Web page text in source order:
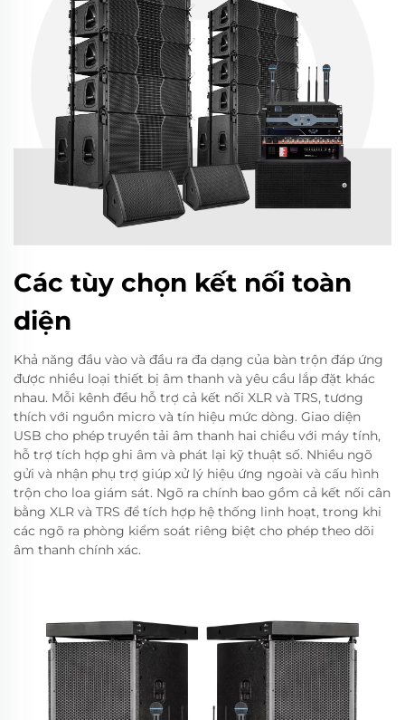
Các tùy chọn kết nối toàn
diện
Khả năng đầu vào và đầu ra đa dạng của bàn trộn đáp ứng
được nhiều loại thiết bị âm thanh và yêu cầu lắp đặt khác
nhau. Mỗi kênh đều hỗ trợ cả kết nối XLR và TRS, tương
thích với nguồn micro và tín hiệu mức dòng. Giao diện
USB cho phép truyền tải âm thanh hai chiều với máy tính,
hỗ trợ tích hợp ghi âm và phát lại kỹ thuật số. Nhiều ngõ
gửi và nhận phụ trợ giúp xử lý hiệu ứng ngoài và cấu hình
trộn cho loa giám sát. Ngõ ra chính bao gồm cả kết nối cân
bằng XLR và TRS để tích hợp hệ thống linh hoạt, trong khi
các ngõ ra phòng kiểm soát riêng biệt cho phép theo dõi
âm thanh chính xác.